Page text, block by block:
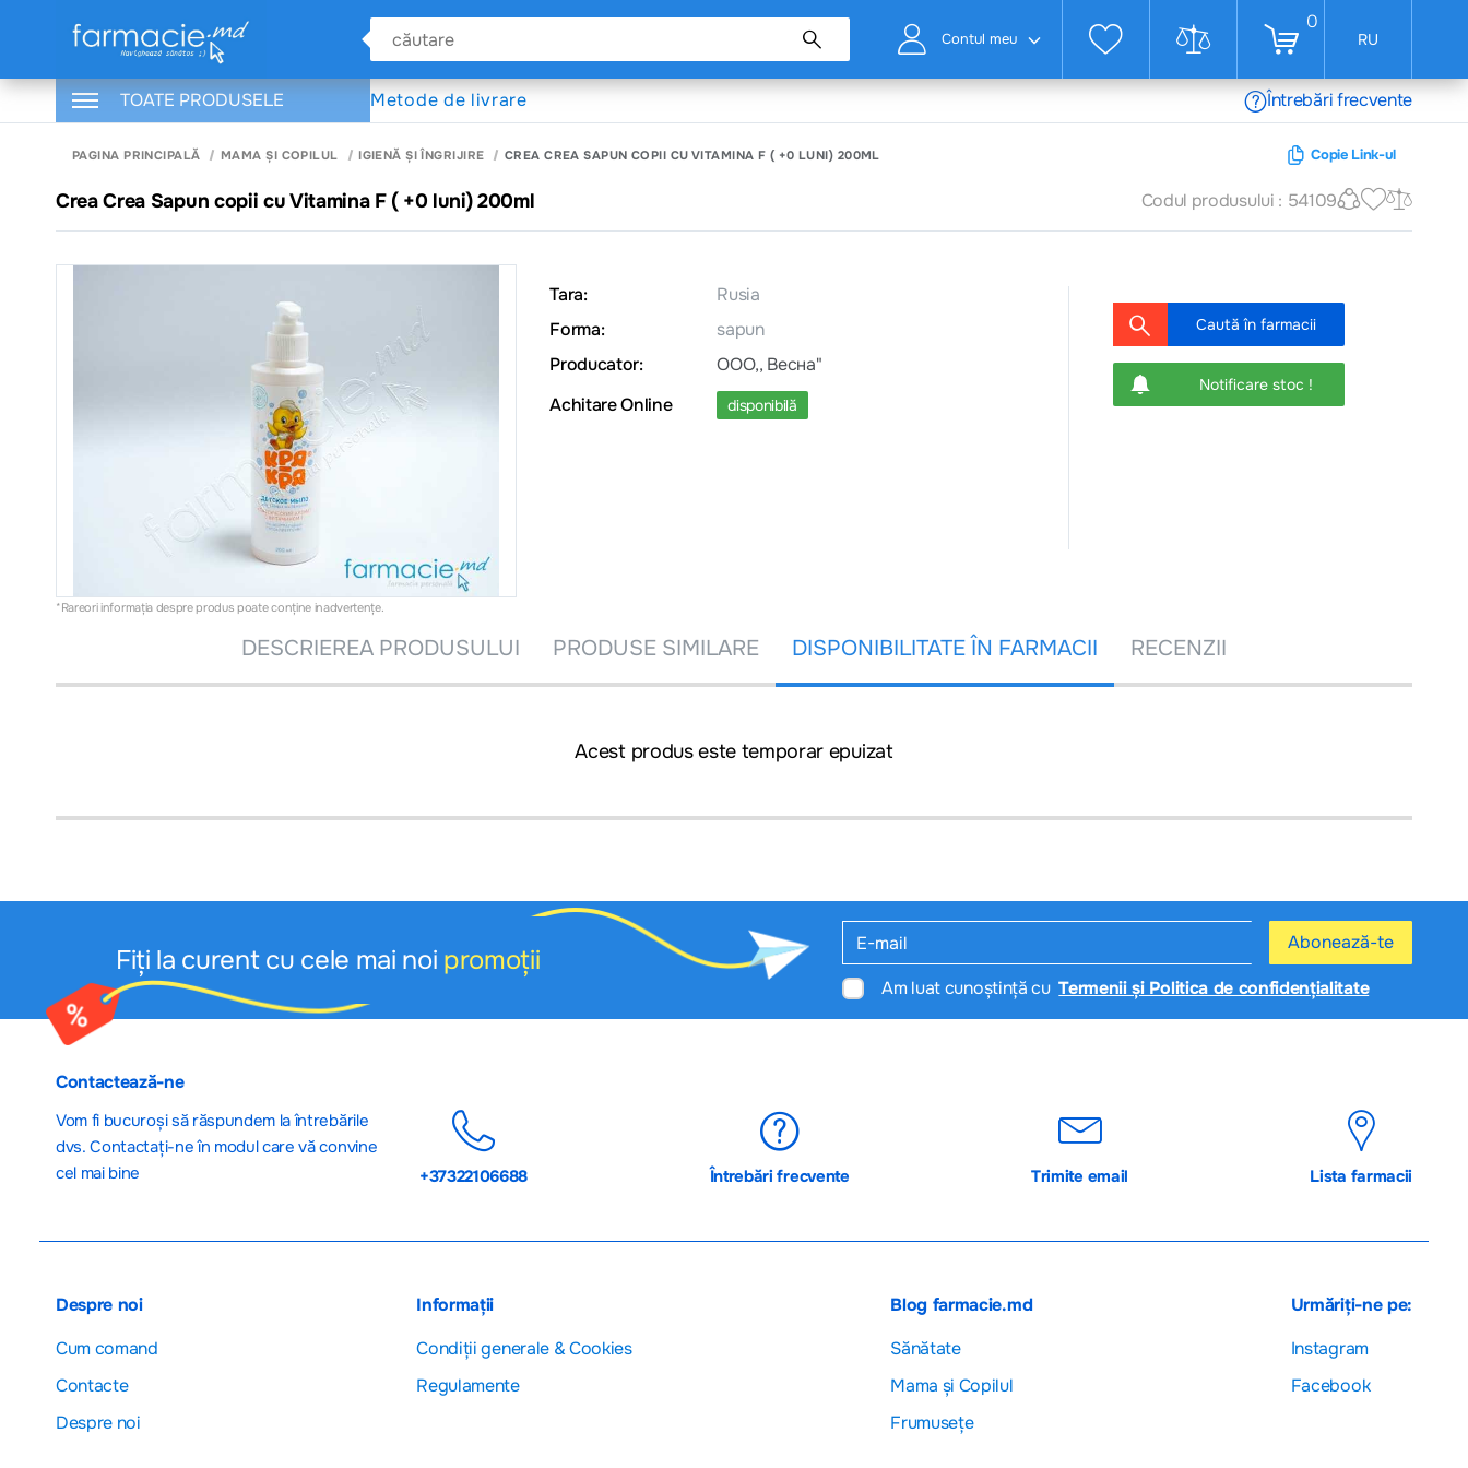
Contul meu
0
RU
TOATE PRODUSELE Metode de livrare Întrebări frecvente
PAGINA PRINCIPALĂ MAMA ȘI COPILUL IGIENĂ ȘI ÎNGRIJIRE CREA CREA SAPUN COPII CU VITAMINA F ( +0 LUNI) 200ML Copie Link-ul
Crea Crea Sapun copii cu Vitamina F ( +0 luni) 200ml Codul produsului : 54109
*Rareori informația despre produs poate conţine inadvertenţe.
Tara:
Rusia
Forma:
sapun
Producator:
OOO,, Весна"
Achitare Online
disponibilă
Caută în farmacii
Notificare stoc !
DESCRIEREA PRODUSULUI PRODUSE SIMILARE DISPONIBILITATE ÎN FARMACII RECENZII
Acest produs este temporar epuizat
Fiți la curent cu cele mai noi promoții
Am luat cunoștință cu Termenii și Politica de confidențialitate
Abonează-te
Contactează-ne
Vom fi bucuroși să răspundem la întrebările
dvs. Contactați-ne în modul care vă convine
cel mai bine
+37322106688 Întrebări frecvente Trimite email Lista farmacii
Despre noi
Cum comand
Contacte
Despre noi
Informații
Сondiții generale & Cookies
Regulamente
Blog farmacie.md
Sănătate
Mama și Copilul
Frumusețe
Urmăriți-ne pe:
Instagram
Facebook